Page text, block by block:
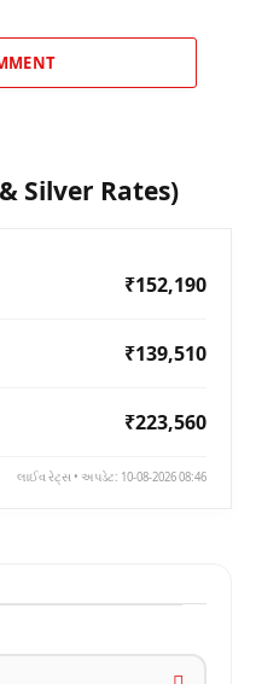
& Silver Rates)
₹152,190
₹139,510
₹223,560
લાઈવ રેટ્સ • અપડેટ: 10-08-2026 08:46